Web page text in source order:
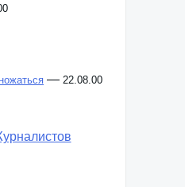
— 22.08.00